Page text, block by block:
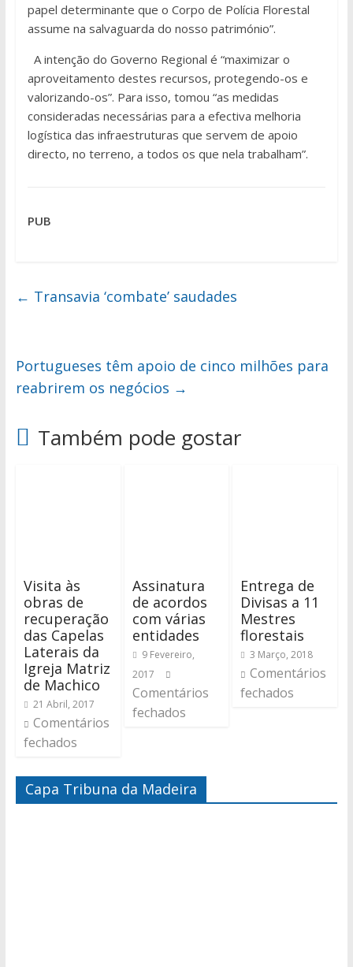
papel determinante que o Corpo de Polícia Florestal
assume na salvaguarda do nosso património”.
A intenção do Governo Regional é “maximizar o
aproveitamento destes recursos, protegendo-os e
valorizando-os”. Para isso, tomou “as medidas
consideradas necessárias para a efectiva melhoria
logística das infraestruturas que servem de apoio
directo, no terreno, a todos os que nela trabalham”.
PUB
← Transavia ‘combate’ saudades
Portugueses têm apoio de cinco milhões para
reabrirem os negócios →
Também pode gostar
Visita às
obras de
recuperação
das Capelas
Laterais da
Igreja Matriz
de Machico
21 Abril, 2017
Comentários
fechados
Assinatura
de acordos
com várias
entidades
9 Fevereiro,
2017
Comentários
fechados
Entrega de
Divisas a 11
Mestres
florestais
3 Março, 2018
Comentários
fechados
Capa Tribuna da Madeira